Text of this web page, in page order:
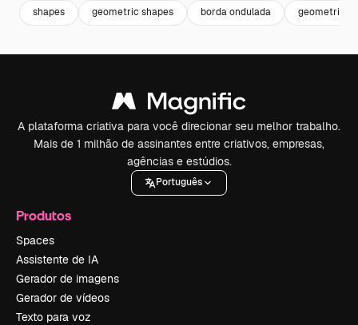
shapes geometric shapes borda ondulada geometric
A plataforma criativa para você direcionar seu melhor trabalho.
Mais de 1 milhão de assinantes entre criativos, empresas,
agências e estúdios.
Português
Produtos
Spaces
Assistente de IA
Gerador de imagens
Gerador de vídeos
Texto para voz